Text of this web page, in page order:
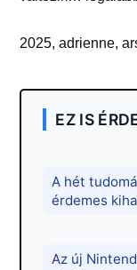
2025, adrienne,
EZ IS
A hét
érdemes
Az új